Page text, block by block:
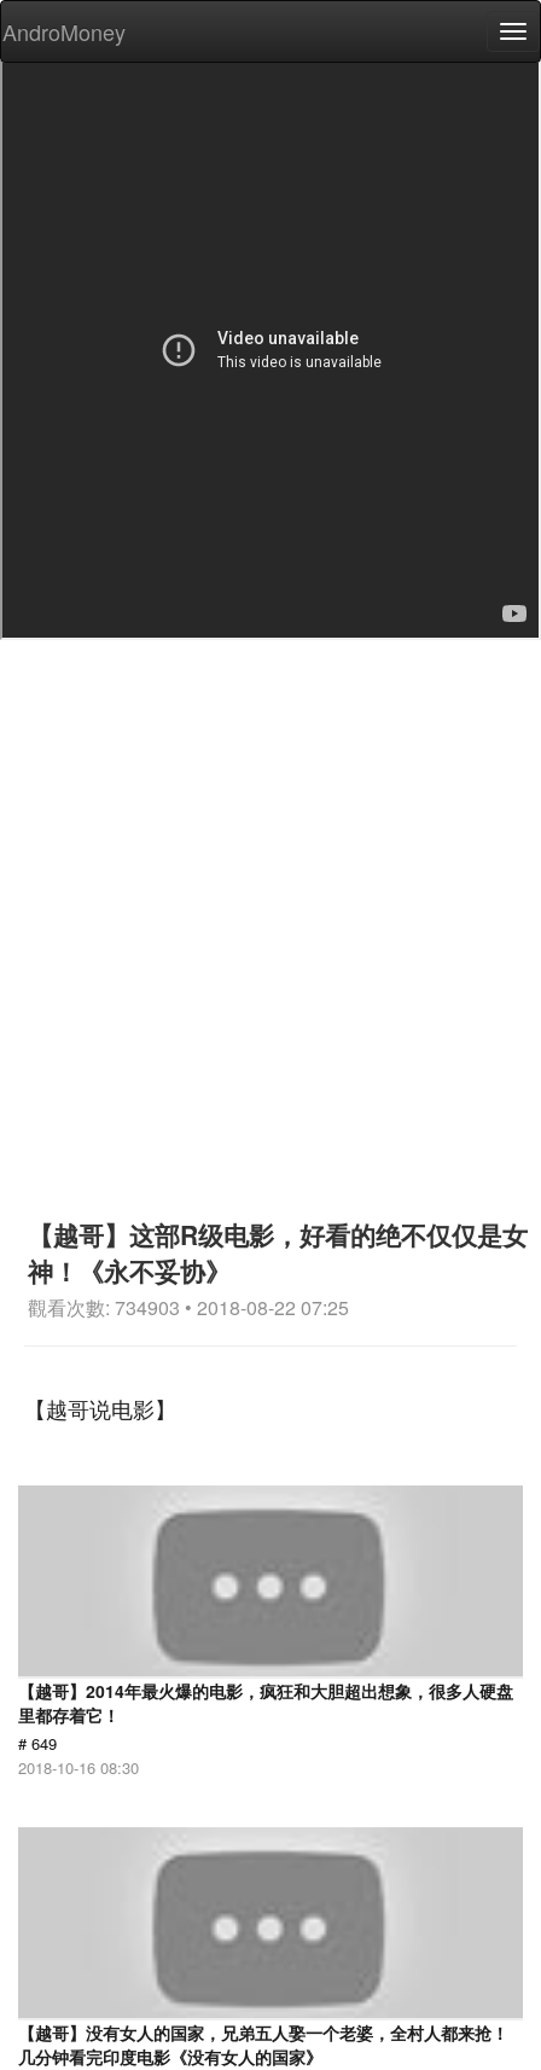
AndroMoney
【越哥】这部R级电影，好看的绝不仅仅是女
神！《永不妥协》
觀看次數: 734903 • 2018-08-22 07:25
【越哥说电影】
【越哥】2014年最火爆的电影，疯狂和大胆超出想象，很多人硬盘
里都存着它！
# 649
2018-10-16 08:30
【越哥】没有女人的国家，兄弟五人娶一个老婆，全村人都来抢！
几分钟看完印度电影《没有女人的国家》